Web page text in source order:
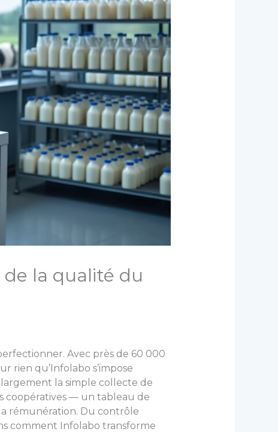
la qualité du
Avec près de 60 000
rien qu’Infolabo s’impose
la simple collecte de
coopératives — un tableau de
rémunération. Du contrôle
comment Infolabo transforme